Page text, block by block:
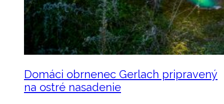
Domáci obrnenec Gerlach pripravený
na ostré nasadenie